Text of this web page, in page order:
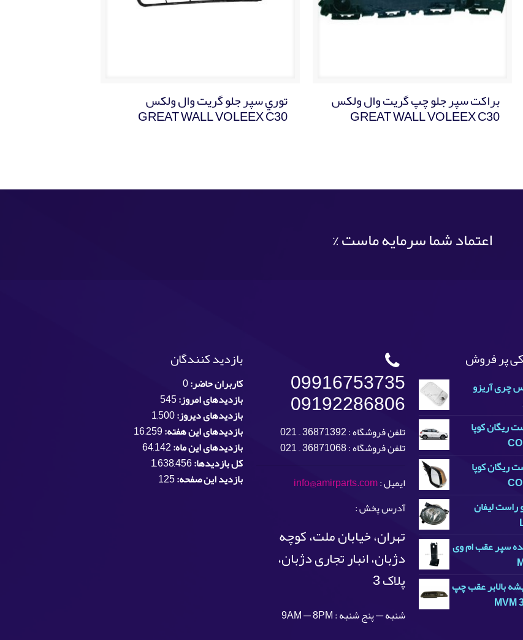
براکت سپر جلو چپ گریت وال ولکس
GREAT WALL VOLEEX C30
توري سپر جلو گریت وال ولکس
GREAT WALL VOLEEX C30
اعتماد شما سرمایه ماست %
پر فروش
چری آریزو
ریگان کوپا
ریگان کوپا
راست لیفان
سپر عقب ام وی
بالابر عقب چپ
09916753735
09192286806
تلفن فروشگاه : 36871392 – 021
تلفن فروشگاه : 36871068 – 021
ایمیل :info@amirparts.com
آدرس پخش :
تهران، خیابان ملت، کوچه
دژبان، انبار تجاری دژبان،
پلاک 3
شنبه — پنج شنبه : 9AM — 8PM
بازدید کنندگان
کاربران حاضر:0
بازدیدهای امروز:545
بازدیدهای دیروز:1,500
بازدیدهای این هفته:16,259
بازدیدهای این ماه:64,142
کل بازدیدها:1,638,456
بازدید این صفحه:125